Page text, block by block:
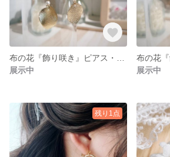
展示中
展示中
残り1点